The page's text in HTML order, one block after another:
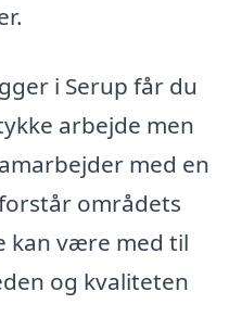
i Serup får du
arbejde men
med en
områdets
kan være med til
og kvaliteten